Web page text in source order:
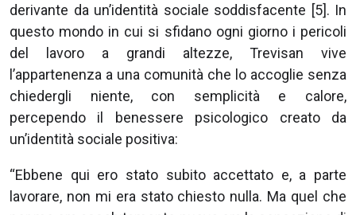
derivante da un’identità sociale soddisfacente [5]. In
questo mondo in cui si sfidano ogni giorno i pericoli
del lavoro a grandi altezze, Trevisan vive
l’appartenenza a una comunità che lo accoglie senza
chiedergli niente, con semplicità e calore,
percependo il benessere psicologico creato da
un’identità sociale positiva:
“Ebbene qui ero stato subito accettato e, a parte
lavorare, non mi era stato chiesto nulla. Ma quel che